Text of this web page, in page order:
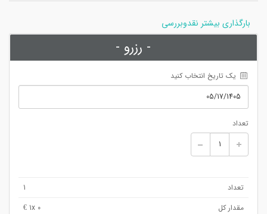
بارگذاری بیشتر نقدوبررسی
- رزرو -
یک تاریخ انتخاب کنید
تعداد
تعداد
1
مقدار کل
1x 0 €